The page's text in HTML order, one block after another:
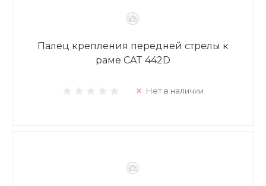
Палец крепления передней стрелы к
раме CAT 442D
Нет в наличии